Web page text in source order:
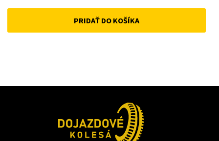
price
was:
price
is:
PRIDAŤ DO KOŠÍKA